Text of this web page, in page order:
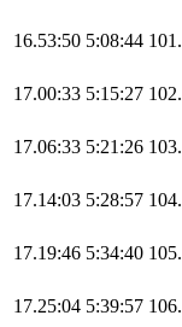
16.53:50 5:08:44 101.
17.00:33 5:15:27 102.
17.06:33 5:21:26 103.
17.14:03 5:28:57 104.
17.19:46 5:34:40 105.
17.25:04 5:39:57 106.